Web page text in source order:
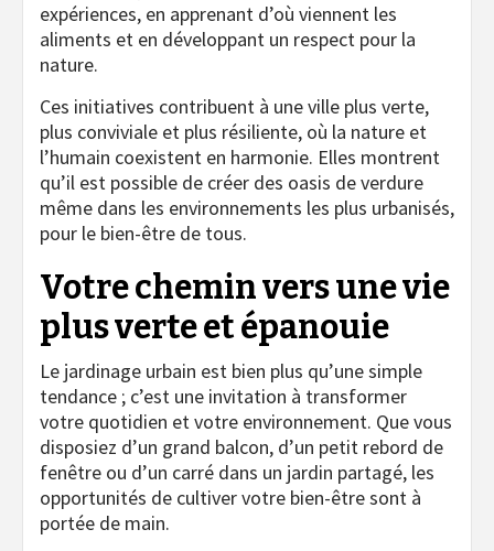
expériences, en apprenant d’où viennent les
aliments et en développant un respect pour la
nature.
Ces initiatives contribuent à une ville plus verte,
plus conviviale et plus résiliente, où la nature et
l’humain coexistent en harmonie. Elles montrent
qu’il est possible de créer des oasis de verdure
même dans les environnements les plus urbanisés,
pour le bien-être de tous.
Votre chemin vers une vie
plus verte et épanouie
Le jardinage urbain est bien plus qu’une simple
tendance ; c’est une invitation à transformer
votre quotidien et votre environnement. Que vous
disposiez d’un grand balcon, d’un petit rebord de
fenêtre ou d’un carré dans un jardin partagé, les
opportunités de cultiver votre bien-être sont à
portée de main.